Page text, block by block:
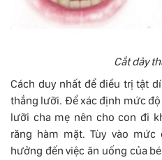
Cắt dây
Cách duy nhất để điều trị tật
thắng lưỡi. Để xác định mức
lưỡi cha mẹ nên cho con đi
răng hàm mặt. Tùy vào
hưởng đến việc ăn uống của